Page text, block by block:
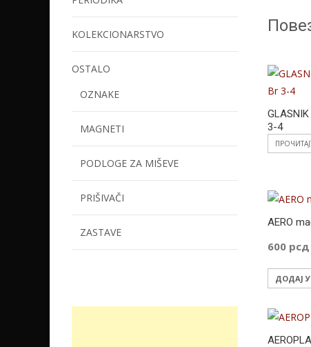
3-4
AERO
600 рсд
ДОДАЈ
KOLEKCIONARSTVO
OSTALO
OZNAKE
MAGNETI
PODLOGE ZA MIŠEVE
PRIŠIVAČI
ZASTAVE